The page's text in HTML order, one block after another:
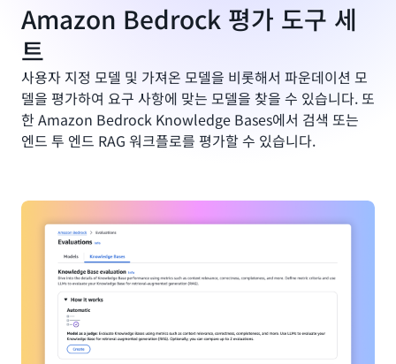
Amazon Bedrock 평가 도구 세
트
사용자 지정 모델 및 가져온 모델을 비롯해서 파운데이션 모
델을 평가하여 요구 사항에 맞는 모델을 찾을 수 있습니다. 또
한 Amazon Bedrock Knowledge Bases에서 검색 또는
엔드 투 엔드 RAG 워크플로를 평가할 수 있습니다.